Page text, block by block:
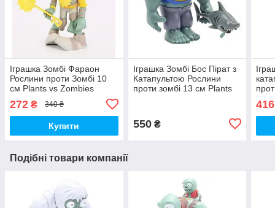
Іграшка Зомбі Фараон
Рослини проти Зомбі 10
см Plants vs Zombies
272 ₴ 340 ₴
Купити
Іграшка Зомбі Бос Пірат з
Катапультою Рослини
проти зомбі 13 см Plants
550₴
416
Подібні товари компанії